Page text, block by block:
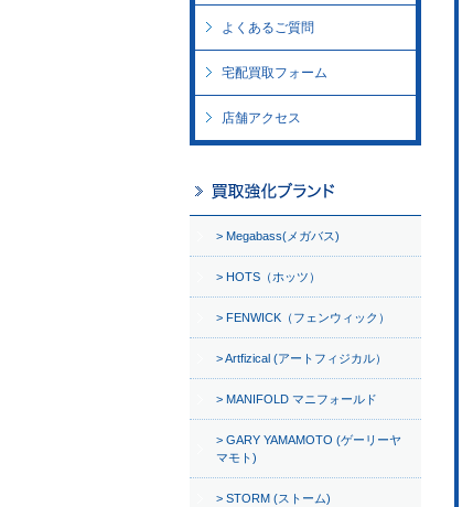
よくあるご質問
宅配買取フォーム
店舗アクセス
Megabass(メガバス)
HOTS（ホッツ）
FENWICK（フェンウィック）
Artfizical (アートフィジカル）
MANIFOLD マニフォールド
GARY YAMAMOTO (ゲーリーヤ
マモト)
STORM (ストーム)